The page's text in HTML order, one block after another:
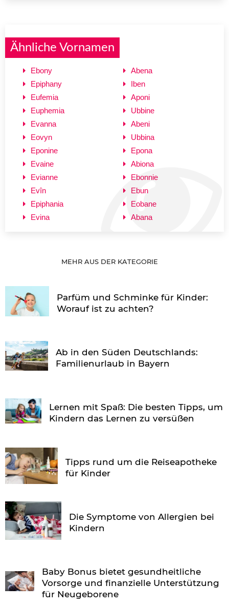
Ähnliche Vornamen
Ebony
Epiphany
Eufemia
Euphemia
Evanna
Eovyn
Eponine
Evaine
Evianne
Evîn
Epiphania
Evina
Abena
Iben
Aponi
Ubbine
Abeni
Ubbina
Epona
Abiona
Ebonnie
Ebun
Eobane
Abana
MEHR AUS DER KATEGORIE
Parfüm und Schminke für Kinder:
Worauf ist zu achten?
Ab in den Süden Deutschlands:
Familienurlaub in Bayern
Lernen mit Spaß: Die besten Tipps, um
Kindern das Lernen zu versüßen
Tipps rund um die Reiseapotheke
für Kinder
Die Symptome von Allergien bei
Kindern
Baby Bonus bietet gesundheitliche
Vorsorge und finanzielle Unterstützung
für Neugeborene